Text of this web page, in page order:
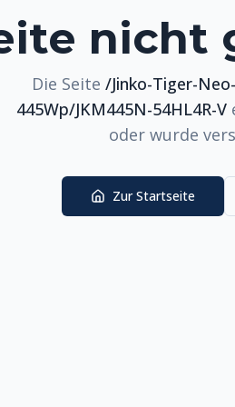
nicht
Die Seite /Jinko-Tiger-
445Wp/JKM445N-54HL4R-V
oder wurde
Zur Startseite